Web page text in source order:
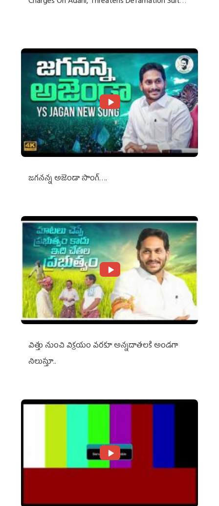
జగనన్న అజెండా సాంగ్….
విత్తు నుంచి విక్రయం వరకూ అన్నదాతలకి అండగా
నిలుస్తూ..